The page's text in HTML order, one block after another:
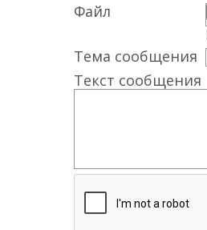
Файл
Тема сообщения
Текст сообщения